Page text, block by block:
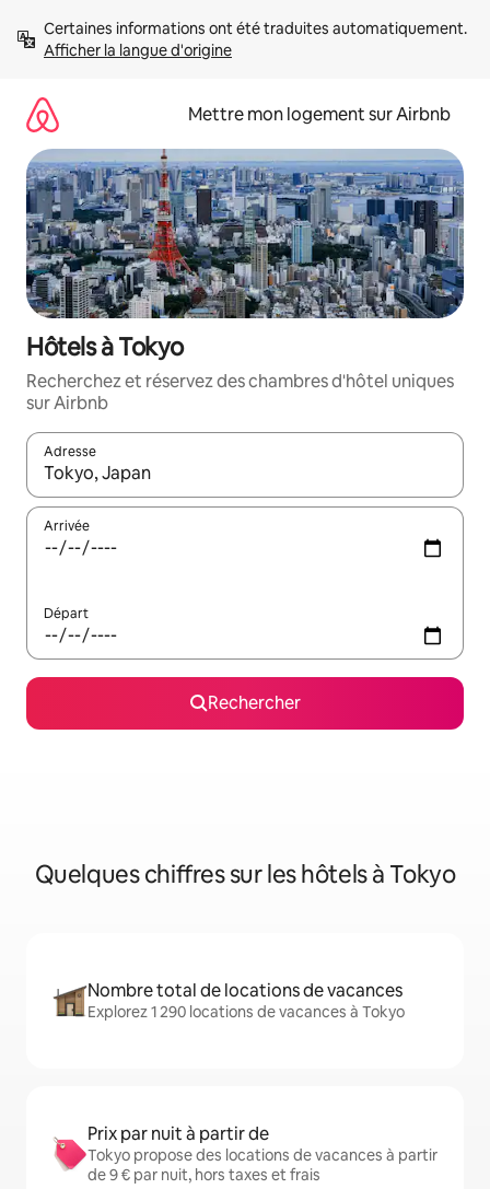
directement
Afficher la langue d'origine
Mettre mon logement sur Airbnb
Hôtels à Tokyo
Recherchez et réservez des chambres d'hôtel uniques
sur Airbnb
Adresse
Lorsque les résultats s'affichent, utilisez les flèches vers le
Arrivée
Départ
Rechercher
Quelques chiffres sur les hôtels à Tokyo
Nombre total de locations de vacances
Explorez 1 290 locations de vacances à Tokyo
Prix par nuit à partir de
Tokyo propose des locations de vacances à partir
de 9 € par nuit, hors taxes et frais